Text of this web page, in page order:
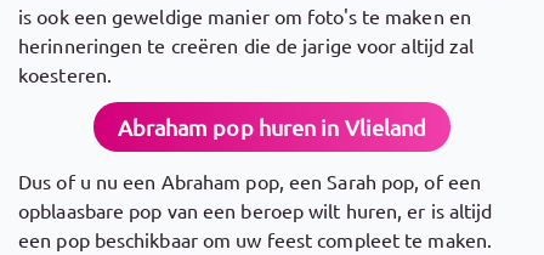
is ook een geweldige manier om foto's te maken en
herinneringen te creëren die de jarige voor altijd zal
koesteren.
Abraham pop huren in Vlieland
Dus of u nu een Abraham pop, een Sarah pop, of een
opblaasbare pop van een beroep wilt huren, er is altijd
een pop beschikbaar om uw feest compleet te maken.